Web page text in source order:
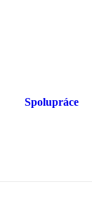
Spolupráce